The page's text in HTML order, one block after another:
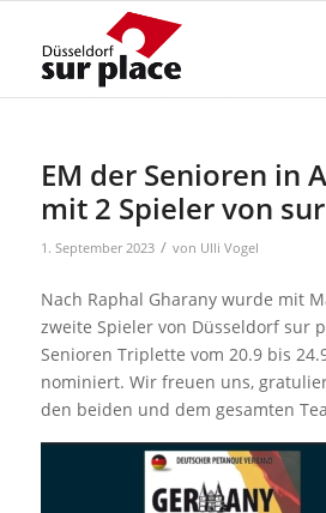
EM der Senioren in
mit 2 Spieler von
1. September 2023 / von Ulli Vogel
Nach Raphal Gharany wurde mit
zweite Spieler von Düsseldorf sur
Senioren Triplette vom 20.9 bis
nominiert. Wir freuen uns,
den beiden und dem gesamten